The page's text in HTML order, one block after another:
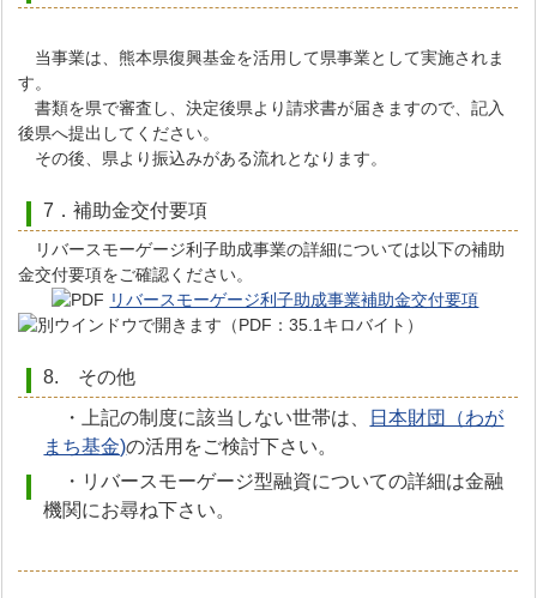
当事業は、熊本県復興基金を活用して県事業として実施されま
す。
書類を県で審査し、決定後県より請求書が届きますので、記入
後県へ提出してください。
その後、県より振込みがある流れとなります。
7．補助金交付要項
リバースモーゲージ利子助成事業の詳細については以下の補助
金交付要項をご確認ください。
リバースモーゲージ利子助成事業補助金交付要項
（PDF：35.1キロバイト）
8. その他
・上記の制度に該当しない世帯は、
日本財団（わが
まち基金)の活用をご検討下さい。
・リバースモーゲージ型融資についての詳細は金融
機関にお尋ね下さい。